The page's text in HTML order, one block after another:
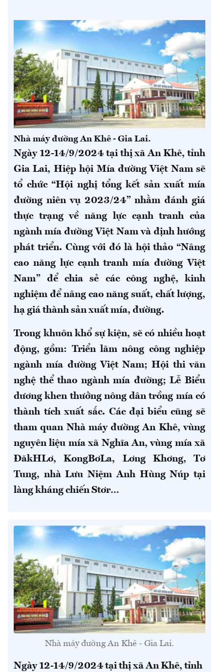
Nhà máy đường An Khê - Gia Lai.
Ngày 12-14/9/2024 tại thị xã An Khê, tỉnh
Gia Lai, Hiệp hội Mía đường Việt Nam sẽ
tổ chức “Hội nghị tổng kết sản xuất mía
đường niên vụ 2023/24” nhằm đánh giá
thực trạng về năng lực cạnh tranh của
ngành mía đường Việt Nam và định hướng
phát triển. Cùng với đó là hội thảo “Nâng
cao năng lực cạnh tranh mía đường Việt
Nam” để chia sẻ các công nghệ, kinh
nghiệm để nâng cao năng suất, chất lượng,
hạ giá thành sản xuất mía, đường.
Trong khuôn khổ sự kiện, sẽ có nhiều hoạt
động, gồm: Triển lãm nông công nghiệp
ngành mía đường Việt Nam; Hội thi văn
nghệ thể thao ngành mía đường; Lễ Biểu
dương khen thưởng nông dân trồng mía có
thành tích xuất sắc. Các đại biểu cũng sẽ
tham quan Nhà máy đường An Khê, vùng
nguyên liệu mía xã Nghĩa An, vùng mía xã
ĐăkHLơ, KongBơLa, Lơng Khơng, Tơ
Tung, nhà Lưu Niệm Anh Hùng Núp tại
làng kháng chiến Stơr…
Nhà máy đường An Khê - Gia Lai.
Ngày 12-14/9/2024 tại thị xã An Khê, tỉnh